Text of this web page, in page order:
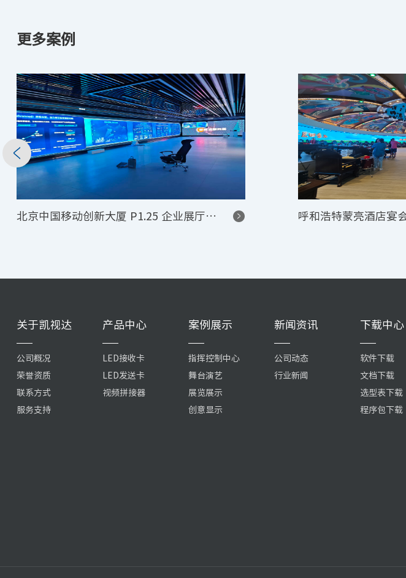
更多案例
唐山开滦旅游区服务台
关于凯视达
公司概况
荣誉资质
联系方式
服务支持
产品中心
LED接收卡
LED发送卡
视频拼接器
案例展示
指挥控制中心
舞台演艺
展览展示
创意显示
新闻资讯
公司动态
行业新闻
下载中心
软件下载
文档下载
选型表下载
程序包下载